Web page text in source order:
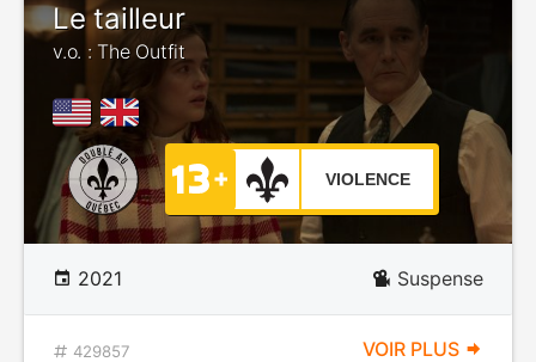
Le tailleur
v.o. : The Outfit
VIOLENCE
2021 Suspense
429857 VOIR PLUS